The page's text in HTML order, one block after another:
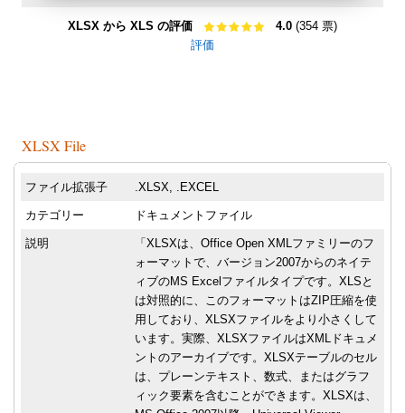
XLSX から XLS の評価 4.0 (354 票)
評価
XLSX File
ファイル拡張子 .XLSX, .EXCEL
カテゴリー ドキュメントファイル
説明
「XLSXは、Office Open XMLファミリーのフ
ォーマットで、バージョン2007からのネイテ
ィブのMS Excelファイルタイプです。XLSと
は対照的に、このフォーマットはZIP圧縮を使
用しており、XLSXファイルをより小さくして
います。実際、XLSXファイルはXMLドキュメ
ントのアーカイブです。XLSXテーブルのセル
は、プレーンテキスト、数式、またはグラフ
ィック要素を含むことができます。XLSXは、